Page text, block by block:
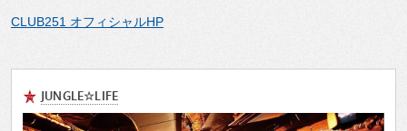
CLUB251 オフィシャルHP